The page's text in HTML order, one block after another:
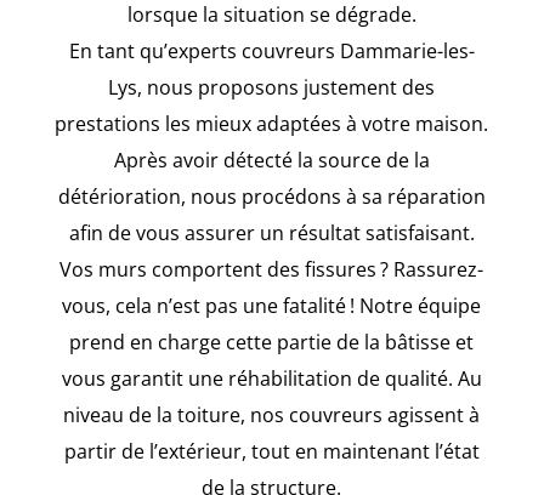
lorsque la situation se dégrade.
En tant qu’experts couvreurs Dammarie-les-
Lys, nous proposons justement des
prestations les mieux adaptées à votre maison.
Après avoir détecté la source de la
détérioration, nous procédons à sa réparation
afin de vous assurer un résultat satisfaisant.
Vos murs comportent des fissures ? Rassurez-
vous, cela n’est pas une fatalité ! Notre équipe
prend en charge cette partie de la bâtisse et
vous garantit une réhabilitation de qualité. Au
niveau de la toiture, nos couvreurs agissent à
partir de l’extérieur, tout en maintenant l’état
de la structure.